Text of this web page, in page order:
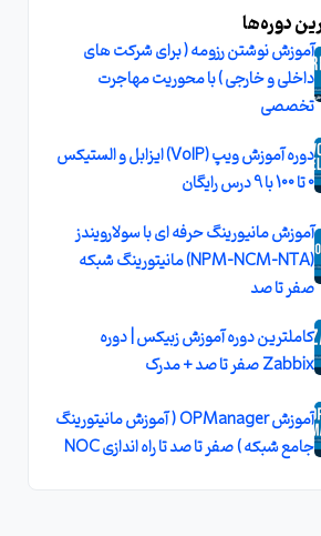
دوره‌ها
آموزش نوشتن رزومه ( برای شرکت های
داخلی و خارجی ) با محوریت مهاجرت
تخصصی
دوره آموزش ویپ (VoIP) ایزابل و الستیکس
0 تا 100 با 9 درس رایگان
آموزش مانیورینگ حرفه ای با سولارویندز
(NPM-NCM-NTA) مانیتورینگ شبکه
صفر تا صد
کاملترین دوره آموزش زبیکس | دوره
Zabbix صفر تا صد + مدرک
آموزش OPManager ( آموزش مانیتورینگ
جامع شبکه ) صفر تا صد تا راه اندازی NOC